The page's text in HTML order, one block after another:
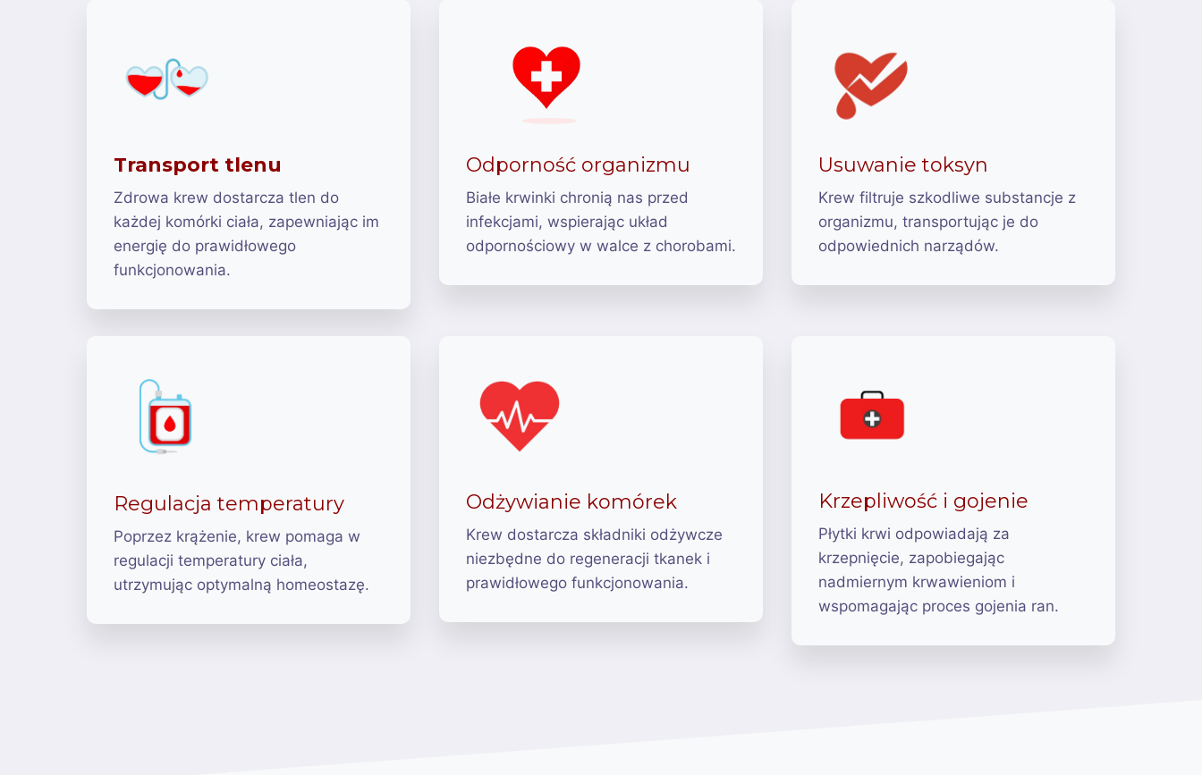
Transport tlenu
Zdrowa krew dostarcza tlen do
każdej komórki ciała, zapewniając im
energię do prawidłowego
funkcjonowania.
Odporność organizmu
Białe krwinki chronią nas przed
infekcjami, wspierając układ
odpornościowy w walce z chorobami.
Usuwanie toksyn
Krew filtruje szkodliwe substancje z
organizmu, transportując je do
odpowiednich narządów.
Regulacja temperatury
Poprzez krążenie, krew pomaga w
regulacji temperatury ciała,
utrzymując optymalną homeostazę.
Odżywianie komórek
Krew dostarcza składniki odżywcze
niezbędne do regeneracji tkanek i
prawidłowego funkcjonowania.
Krzepliwość i gojenie
Płytki krwi odpowiadają za
krzepnięcie, zapobiegając
nadmiernym krwawieniom i
wspomagając proces gojenia ran.